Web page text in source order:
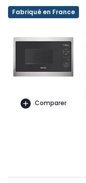
Fabriqué en France
Comparer